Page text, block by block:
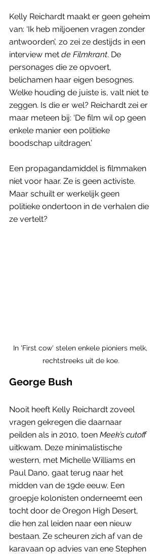
Kelly Reichardt maakt er geen geheim
van: ‘Ik heb miljoenen vragen zonder
antwoorden’, zo zei ze destijds in een
interview met de Filmkrant. De
personages die ze opvoert,
belichamen haar eigen besognes.
Welke houding de juiste is, valt niet te
zeggen. Is die er wel? Reichardt zei er
maar meteen bij: ‘De film wil op geen
enkele manier een politieke
boodschap uitdragen.’
Een propagandamiddel is filmmaken
niet voor haar. Ze is geen activiste.
Maar schuilt er werkelijk geen
politieke ondertoon in de verhalen die
ze vertelt?
In 'First cow' stelen enkele pioniers melk,
rechtstreeks uit de koe.
George Bush
Nooit heeft Kelly Reichardt zoveel
vragen gekregen die daarnaar
peilden als in 2010, toen Meek’s cutoff
uitkwam. Deze minimalistische
western, met Michelle Williams en
Paul Dano, gaat terug naar het
midden van de 19de eeuw. Een
groepje kolonisten onderneemt een
tocht door de Oregon High Desert,
die hen zal leiden naar een nieuw
bestaan. Ze scheuren zich af van de
karavaan op advies van ene Stephen